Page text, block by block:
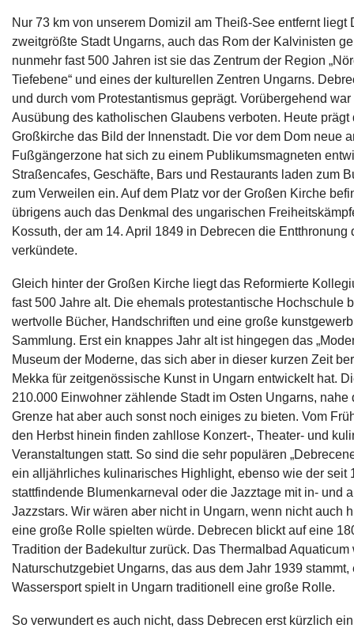
Nur 73 km von unserem Domizil am Theiß-See entfernt liegt
zweitgrößte Stadt Ungarns, auch das Rom der Kalvinisten
nunmehr fast 500 Jahren ist sie das Zentrum der Region
Tiefebene“ und eines der kulturellen Zentren Ungarns.
und durch vom Protestantismus geprägt. Vorübergehend
Ausübung des katholischen Glaubens verboten. Heute prägt
Großkirche das Bild der Innenstadt. Die vor dem Dom neue
Fußgängerzone hat sich zu einem Publikumsmagneten
Straßencafes, Geschäfte, Bars und Restaurants laden zum
zum Verweilen ein. Auf dem Platz vor der Großen Kirche
übrigens auch das Denkmal des ungarischen
Kossuth, der am 14. April 1849 in Debrecen die Entthronung
verkündete.
Gleich hinter der Großen Kirche liegt das Reformierte
fast 500 Jahre alt. Die ehemals protestantische Hochschule
wertvolle Bücher, Handschriften und eine große
Sammlung. Erst ein knappes Jahr alt ist hingegen das
Museum der Moderne, das sich aber in dieser kurzen Zeit
Mekka für zeitgenössische Kunst in Ungarn entwickelt hat.
210.000 Einwohner zählende Stadt im Osten Ungarns, nahe
Grenze hat aber auch sonst noch einiges zu bieten. Vom
den Herbst hinein finden zahllose Konzert-, Theater- und
Veranstaltungen statt. So sind die sehr populären
ein alljährliches kulinarisches Highlight, ebenso wie der seit
stattfindende Blumenkarneval oder die Jazztage mit in- und
Jazzstars. Wir wären aber nicht in Ungarn, wenn nicht auch
eine große Rolle spielten würde. Debrecen blickt auf eine
Tradition der Badekultur zurück. Das Thermalbad Aquaticum
Naturschutzgebiet Ungarns, das aus dem Jahr 1939 stammt,
Wassersport spielt in Ungarn traditionell eine große Rolle.
So verwundert es auch nicht, dass Debrecen erst kürzlich